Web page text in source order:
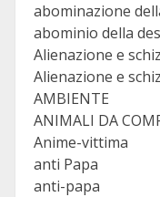
abominazione
abominio della
Alienazione e
Alienazione e
AMBIENTE
ANIMALI DA
Anime-vittima
anti Papa
anti-papa